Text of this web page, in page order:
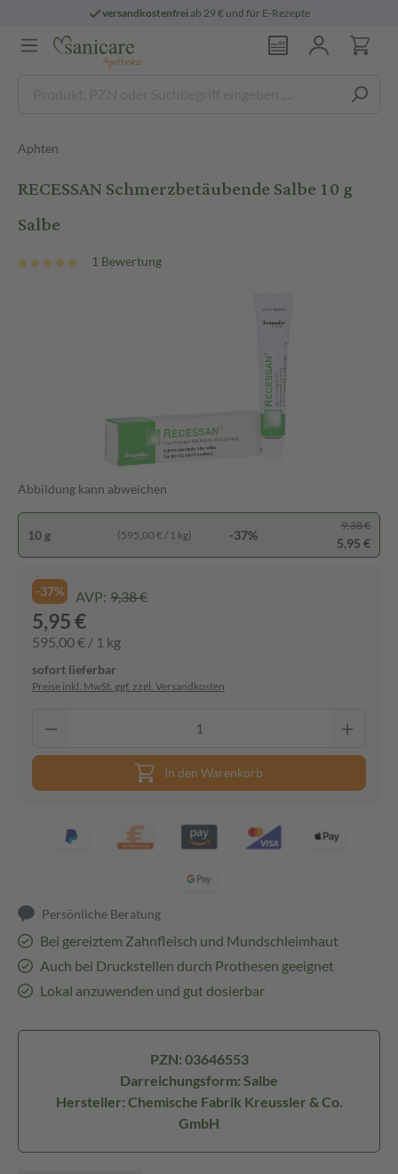
versandkostenfreiab 29 € und für E-Rezepte
Aphten
RECESSAN Schmerzbetäubende Salbe 10 g
Salbe
1 Bewertung
Abbildung kann abweichen
10 g (595,00 € / 1 kg) -37%
9,38 €
5,95 €
-37% AVP: 9,38 €
5,95 €
595,00 € / 1 kg
sofort lieferbar
Preise inkl. MwSt. ggf. zzgl. Versandkosten
In den Warenkorb
Persönliche Beratung
Bei gereiztem Zahnfleisch und Mundschleimhaut
Auch bei Druckstellen durch Prothesen geeignet
Lokal anzuwenden und gut dosierbar
PZN: 03646553
Darreichungsform: Salbe
Hersteller: Chemische Fabrik Kreussler & Co.
GmbH